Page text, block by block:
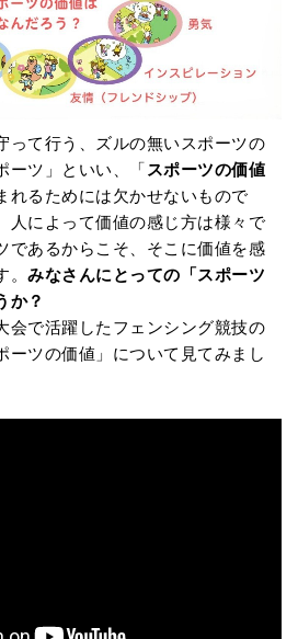
って行う、ズルの無いスポーツの
ーツ」といい、「 スポーツの価値
れるためには欠かせないもので
人によって価値の感じ方は様々で
であるからこそ、そこに価値を感
みなさんにとっての「スポーツ
か？
会で活躍したフェンシング競技の
ーツの価値」について見てみまし